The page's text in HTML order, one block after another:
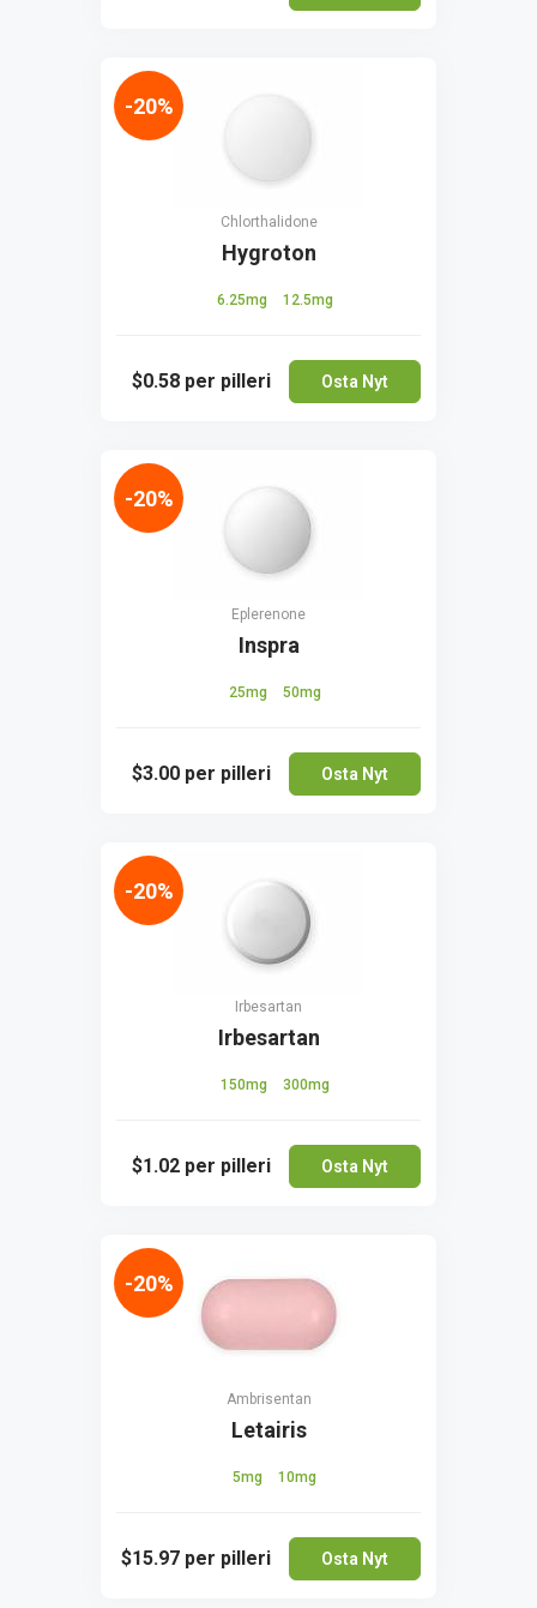
Chlorthalidone
Hygroton
6.25mg 12.5mg
$0.58 per pilleri Osta Nyt
-20%
Eplerenone
Inspra
25mg 50mg
$3.00 per pilleri Osta Nyt
-20%
Irbesartan
Irbesartan
150mg 300mg
$1.02 per pilleri Osta Nyt
-20%
Ambrisentan
Letairis
5mg 10mg
$15.97 per pilleri Osta Nyt
-20%